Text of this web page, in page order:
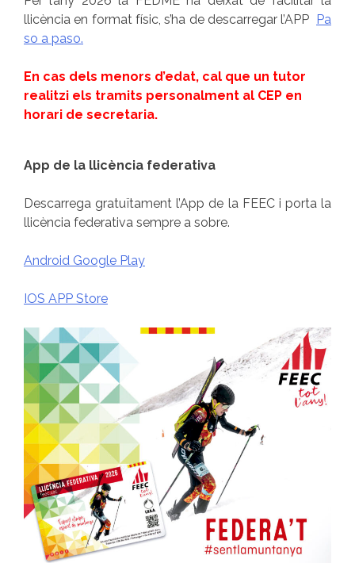
llicència en format físic, s’ha de descarregar l’APP Pa
so a paso.
En cas dels menors d’edat, cal que un tutor
realitzi els tramits personalment al CEP en
horari de secretaria.
App de la llicència federativa
Descarrega gratuïtament l’App de la FEEC i porta la
llicència federativa sempre a sobre.
Android Google Play
IOS APP Store